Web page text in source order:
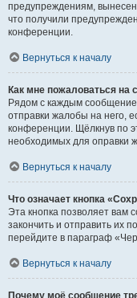
предупреждениям,
что получили
конференции.
Вернуться к началу
Как мне пожаловаться на
Рядом с каждым
отправки жалобы на него,
конференции. Щёлкнув по
необходимых для оправки
Вернуться к началу
Что означает кнопка
Эта кнопка позволяет вам
закончить и отправить их
перейдите в параграф
Вернуться к началу
Почему моё сообщение